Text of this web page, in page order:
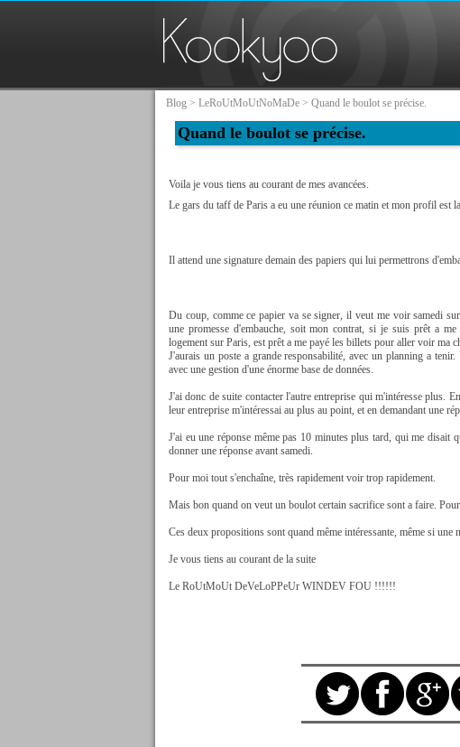
Blog > LeRoUtMoUtNoMaDe > Quand le boulot se précise.
Quand le boulot se précise.
Voila je vous tiens au courant de mes avancées.
Le gars du taff de Paris a eu une réunion ce matin et mon profil est
Il attend une signature demain des papiers qui lui permettrons
Du coup, comme ce papier va se signer, il veut me voir samedi
une promesse d'embauche, soit mon contrat, si je suis prêt a
logement sur Paris, est prêt a me payé les billets pour aller voir ma
J'aurais un poste a grande responsabilité, avec un planning a
avec une gestion d'une énorme base de données.
J'ai donc de suite contacter l'autre entreprise qui m'intéresse plus.
leur entreprise m'intéressai au plus au point, et en demandant une
J'ai eu une réponse même pas 10 minutes plus tard, qui me
donner une réponse avant samedi.
Pour moi tout s'enchaîne, très rapidement voir trop rapidement.
Mais bon quand on veut un boulot certain sacrifice sont a faire.
Ces deux propositions sont quand même intéressante, même si une
Je vous tiens au courant de la suite
Le RoUtMoUt DeVeLoPPeUr WINDEV FOU !!!!!!